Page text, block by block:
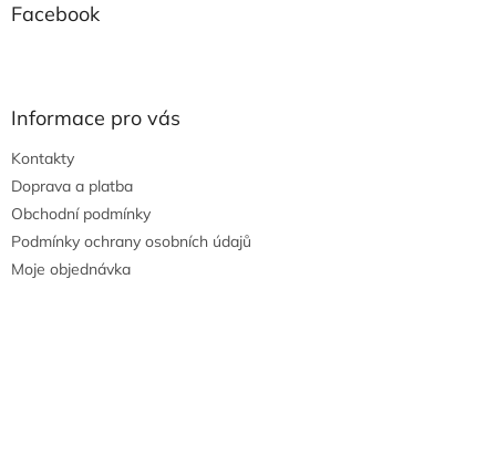
Facebook
Informace pro vás
Kontakty
Doprava a platba
Obchodní podmínky
Podmínky ochrany osobních údajů
Moje objednávka